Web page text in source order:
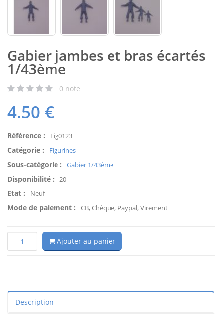
Gabier jambes et bras écartés
1/43ème
0 note
4.50 €
Référence : Fig0123
Catégorie : Figurines
Sous-catégorie : Gabier 1/43ème
Disponibilité : 20
Etat : Neuf
Mode de paiement : CB, Chèque, Paypal, Virement
Ajouter au panier
Description